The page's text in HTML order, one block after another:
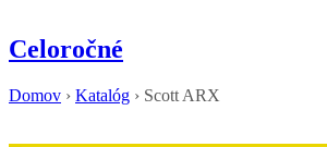
Celoročné
Domov › Katalóg › Scott ARX